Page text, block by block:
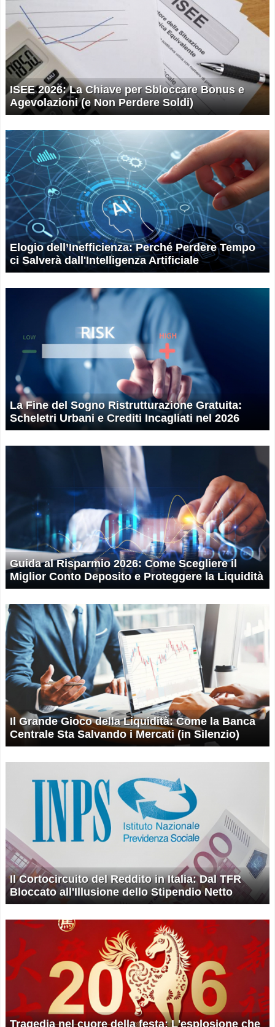
ISEE 2026: La Chiave per Sbloccare Bonus e
Agevolazioni (e Non Perdere Soldi)
Elogio dell’Inefficienza: Perché Perdere Tempo
ci Salverà dall'Intelligenza Artificiale
La Fine del Sogno Ristrutturazione Gratuita:
Scheletri Urbani e Crediti Incagliati nel 2026
Guida al Risparmio 2026: Come Scegliere il
Miglior Conto Deposito e Proteggere la Liquidità
Il Grande Gioco della Liquidità: Come la Banca
Centrale Sta Salvando i Mercati (in Silenzio)
Il Cortocircuito del Reddito in Italia: Dal TFR
Bloccato all'Illusione dello Stipendio Netto
Tragedia nel cuore della festa: L'esplosione che